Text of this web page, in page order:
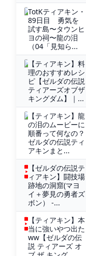
TotKティアキン・
89日目 勇気を
試す島〜タウンヒ
ヨの祠〜龍の泪
（04「見知ら...
【ティアキン】料
理のおすすめレシ
ピ【ゼルダの伝説
ティアーズオブザ
キングダム】｜...
【ティアキン】龍
の泪のムービーに
順番って何なの？
ゼルダの伝説ティ
アキンまと...
【ゼルダの伝説テ
ィアキン】闘技場
跡地の洞窟(マヨ
イ＋夢見の勇者ズ
ボン） -...
【ティアキン】本
当に強いやつ出た
ww【ゼルダの伝
説 ティアーズ オ